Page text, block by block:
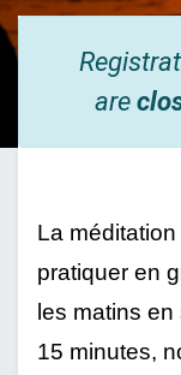
are
La
pratiquer en
les matins
15 minutes,